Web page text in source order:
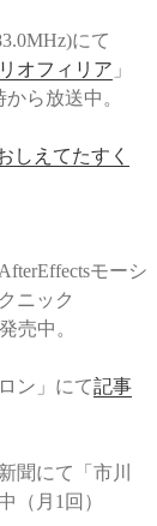
にて
オフィリア 」
ら放送中。
しえてたすく
モーシ
ニック
売中。
ン」にて記事
聞にて「市川
（月1回）